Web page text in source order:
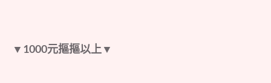
▼1000元摳摳以上▼